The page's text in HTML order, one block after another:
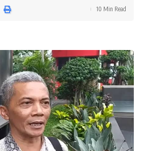
10 Min Read